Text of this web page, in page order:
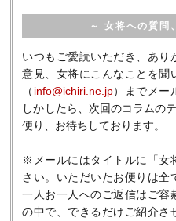
～ 女将への質問
いつもご愛読いただき、あり
意見、女将にこんなことを聞
（ info@ichiri.ne.jp）までメー
しかしたら、次回のコラムの
便り、お待ちしております。
※メールにはタイトルに「女
さい。いただいたお便りは全
一人お一人へのご返信はご容
の中で、できるだけご紹介さ